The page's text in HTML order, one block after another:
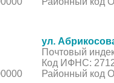
ул.
Почтовый
Код ИФНС:
Районный код